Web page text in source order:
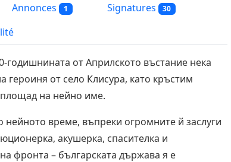
Annonces 1 Signatures 30
годишнината от Априлското въстание нека
героиня от село Клисура, като кръстим
на нейно име.
време, въпреки огромните й заслуги
акушерка, спасителка и
фронта – българската държава я е